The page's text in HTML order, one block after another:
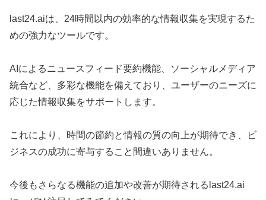
last24.aiは、24時間以内の効率的な情報収集を実現するた
めの強力なツールです。
AIによるニュースフィード要約機能、ソーシャルメディア
統合など、多彩な機能を備えており、ユーザーのニーズに
応じた情報収集をサポートします。
これにより、時間の節約と情報の質の向上が期待でき、ビ
ジネスの成功に寄与すること間違いありません。
今後もさらなる機能の追加や改善が期待されるlast24.ai